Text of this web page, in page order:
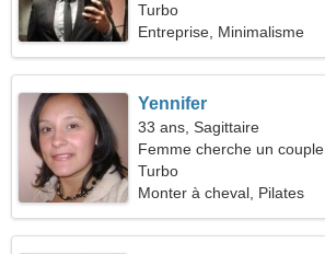
Turbo
Entreprise, Minimalisme
Yennifer
33 ans, Sagittaire
Femme cherche un couple
Turbo
Monter à cheval, Pilates